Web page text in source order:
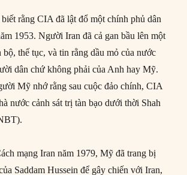
rằng CIA đã lật đổ một chính phủ dân
1953. Người Iran đã cả gan bầu lên một
thế tục, và tin rằng dầu mỏ của nước
dân chứ không phải của Anh hay Mỹ.
Mỹ nhớ rằng sau cuộc đảo chính, CIA
nước cảnh sát trị tàn bạo dưới thời Shah
mạng Iran năm 1979, Mỹ đã trang bị
Saddam Hussein để gây chiến với Iran,